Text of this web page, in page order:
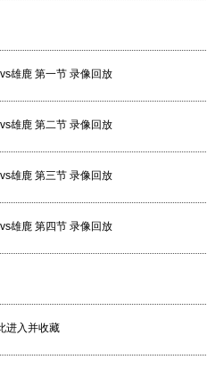
雄鹿 第一节 录像回放
雄鹿 第二节 录像回放
雄鹿 第三节 录像回放
雄鹿 第四节 录像回放
进入并收藏